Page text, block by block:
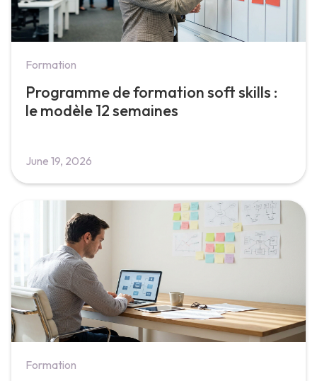
Formation
Programme de formation soft skills :
le modèle 12 semaines
June 19, 2026
Formation